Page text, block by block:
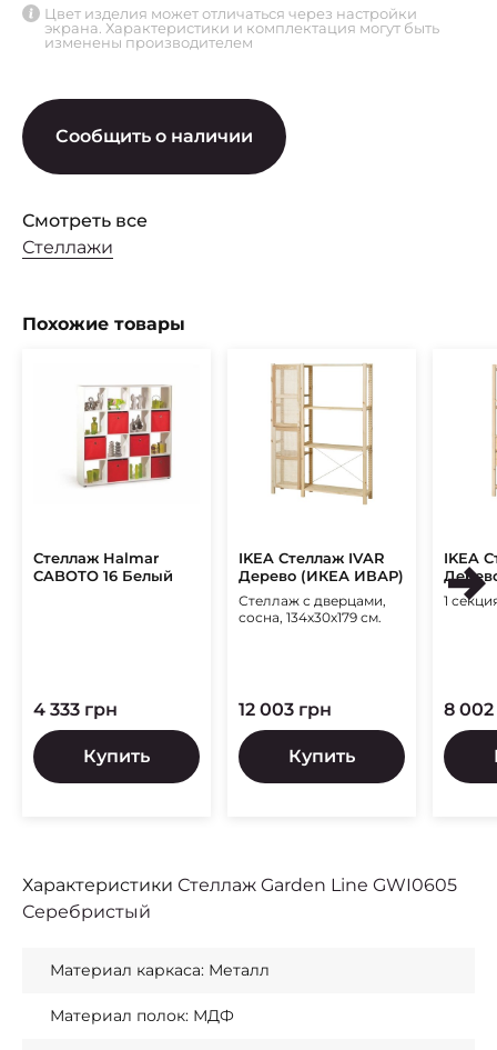
Цвет изделия может отличаться через настройки
экрана. Характеристики и комплектация могут быть
изменены производителем
Сообщить о наличии
Смотреть все
Стеллажи
Похожие товары
Стеллаж Halmar
CABOTO 16 Белый
4 333 грн
Купить
IKEA Стеллаж IVAR
Дерево (ИКЕА ИВАР)
Стеллаж с дверцами,
сосна, 134х30х179 см.
12 003 грн
Купить
IKEA
1
8
Характеристики Стеллаж Garden Line GWI0605
Серебристый
Материал каркаса: Металл
Материал полок: МДФ